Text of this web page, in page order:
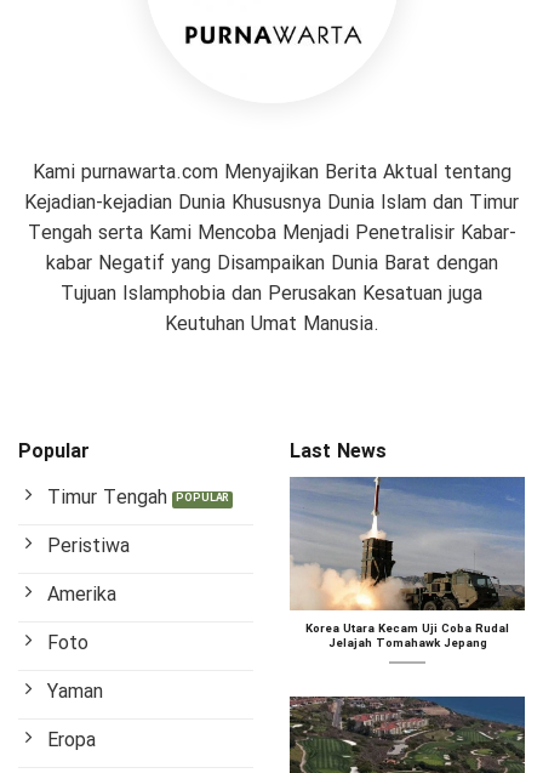
Kami purnawarta.com Menyajikan Berita Aktual tentang
Kejadian-kejadian Dunia Khususnya Dunia Islam dan Timur
Tengah serta Kami Mencoba Menjadi Penetralisir Kabar-
kabar Negatif yang Disampaikan Dunia Barat dengan
Tujuan Islamphobia dan Perusakan Kesatuan juga
Keutuhan Umat Manusia.
Popular
Timur Tengah
Peristiwa
Amerika
Foto
Yaman
Eropa
Last News
Korea Utara Kecam Uji Coba Rudal
Jelajah Tomahawk Jepang